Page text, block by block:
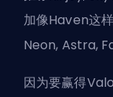
加像Haven这
Neon, Astra,
因为要赢得